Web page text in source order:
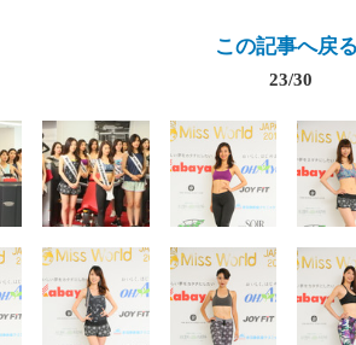
この記事へ戻る
23/30